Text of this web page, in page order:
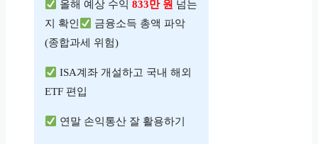
올해 예상 수익833만 원 넘는
지 확인
금융소득 총액 파악
(종합과세 위험)
ISA계좌 개설하고 국내 해외
ETF 편입
연말 손익통산 잘 활용하기